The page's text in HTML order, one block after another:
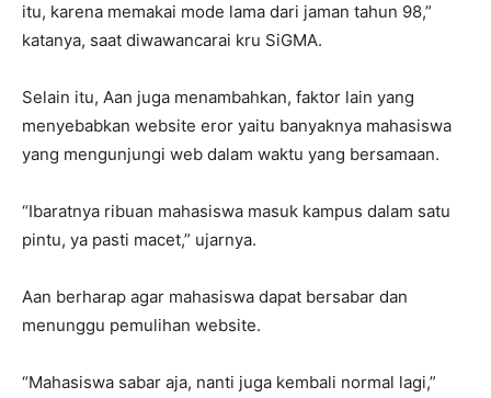
itu, karena memakai mode lama dari jaman tahun 98,”
katanya, saat diwawancarai kru SiGMA.
Selain itu, Aan juga menambahkan, faktor lain yang
menyebabkan website eror yaitu banyaknya mahasiswa
yang mengunjungi web dalam waktu yang bersamaan.
“Ibaratnya ribuan mahasiswa masuk kampus dalam satu
pintu, ya pasti macet,” ujarnya.
Aan berharap agar mahasiswa dapat bersabar dan
menunggu pemulihan website.
“Mahasiswa sabar aja, nanti juga kembali normal lagi,”